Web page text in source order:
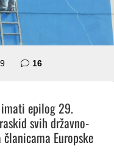
16komentara
epilog 29.
svih državno-
Europske